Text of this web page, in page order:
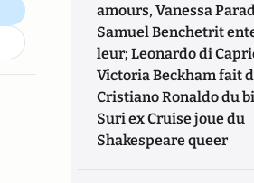
amours, Vanessa
Samuel Benchetrit
leur; Leonardo di
Victoria Beckham fait
Cristiano Ronaldo du
Suri ex Cruise joue du
Shakespeare queer